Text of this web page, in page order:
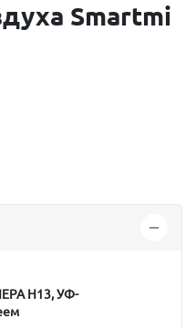
Smartmi
H13, УФ-